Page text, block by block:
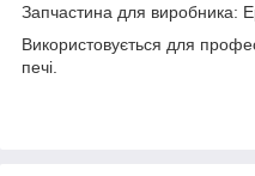
Запчастина для виробника:
Використовується для
печі.